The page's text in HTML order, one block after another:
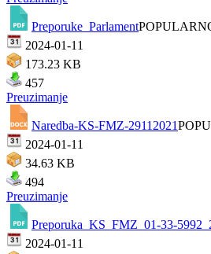
Preporuke_Parlament
2024-01-11
173.23 KB
457
Preuzimanje
Naredba-KS-FMZ-29112021
2024-01-11
34.63 KB
494
Preuzimanje
Preporuka_KS_FMZ_01-33-
2024-01-11